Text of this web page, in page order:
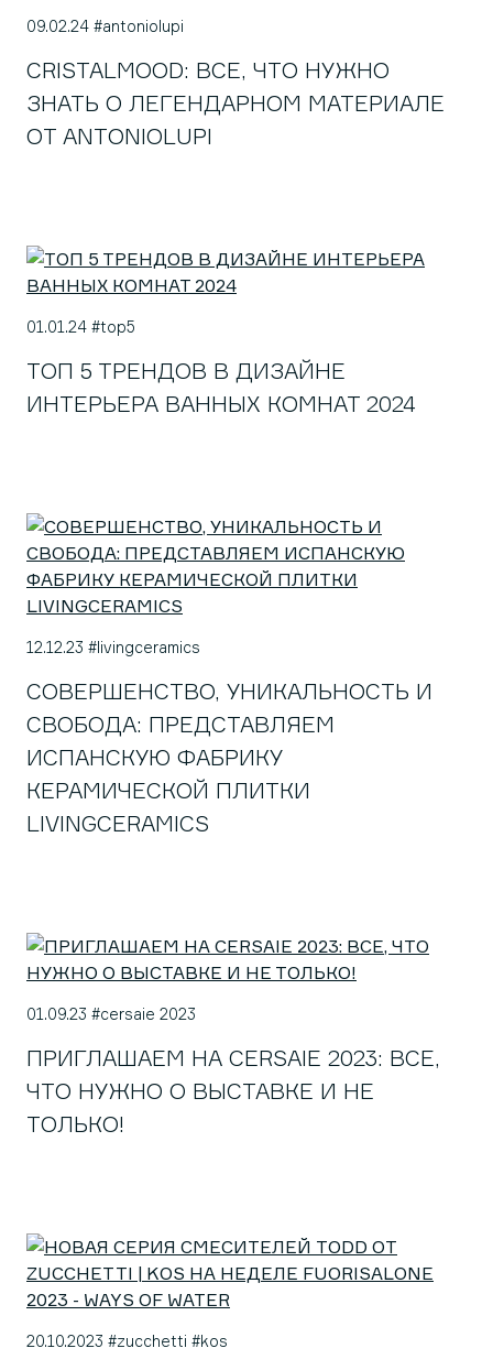
09.02.24 #antoniolupi
CRISTALMOOD: ВСЕ, ЧТО НУЖНО
ЗНАТЬ О ЛЕГЕНДАРНОМ МАТЕРИАЛЕ
ОТ ANTONIOLUPI
01.01.24 #top5
ТОП 5 ТРЕНДОВ В ДИЗАЙНЕ
ИНТЕРЬЕРА ВАННЫХ КОМНАТ 2024
12.12.23 #livingceramics
СОВЕРШЕНСТВО, УНИКАЛЬНОСТЬ И
СВОБОДА: ПРЕДСТАВЛЯЕМ
ИСПАНСКУЮ ФАБРИКУ
КЕРАМИЧЕСКОЙ ПЛИТКИ
LIVINGCERAMICS
01.09.23 #cersaie 2023
ПРИГЛАШАЕМ НА CERSAIE 2023: ВСЕ,
ЧТО НУЖНО О ВЫСТАВКЕ И НЕ
ТОЛЬКО!
20.10.2023 #zucchetti #kos